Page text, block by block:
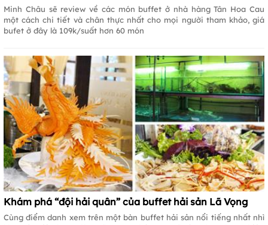
Minh Châu sẽ review về các món buffet ở nhà hàng Tân Hoa Cau
một cách chi tiết và chân thực nhất cho mọi người tham khảo, giá
bufet ở đây là 109k/suất hơn 60 món
Khám phá “đội hải quân” của buffet hải sản Lã Vọng
Cùng điểm danh xem trên một bàn buffet hải sản nổi tiếng nhất nhì